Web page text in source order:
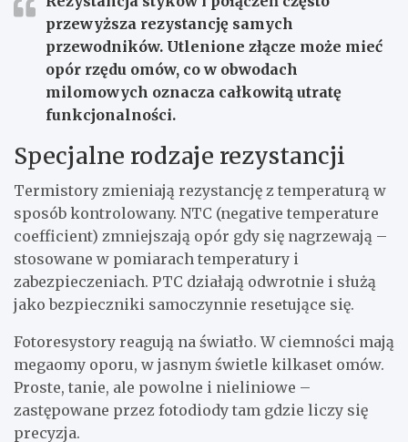
przewyższa rezystancję samych
przewodników. Utlenione złącze może mieć
opór rzędu omów, co w obwodach
milomowych oznacza całkowitą utratę
funkcjonalności.
Specjalne rodzaje rezystancji
Termistory zmieniają rezystancję z temperaturą w
sposób kontrolowany. NTC (negative temperature
coefficient) zmniejszają opór gdy się nagrzewają –
stosowane w pomiarach temperatury i
zabezpieczeniach. PTC działają odwrotnie i służą
jako bezpieczniki samoczynnie resetujące się.
Fotoresystory reagują na światło. W ciemności mają
megaomy oporu, w jasnym świetle kilkaset omów.
Proste, tanie, ale powolne i nieliniowe –
zastępowane przez fotodiody tam gdzie liczy się
precyzja.